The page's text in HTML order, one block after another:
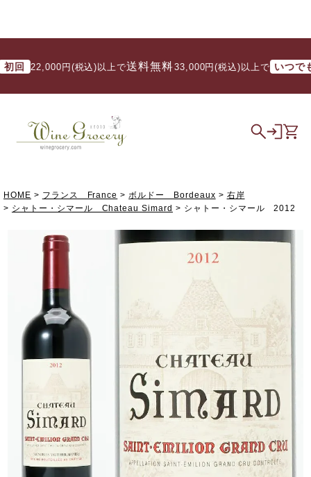
22,000円(税込)以上で送料無料/ 33,000円(税込)以上で いつでも
HOME フランス France ボルドー Bordeaux
右岸
シャトー・シマール Chateau Simard
シャトー・シマール 2012